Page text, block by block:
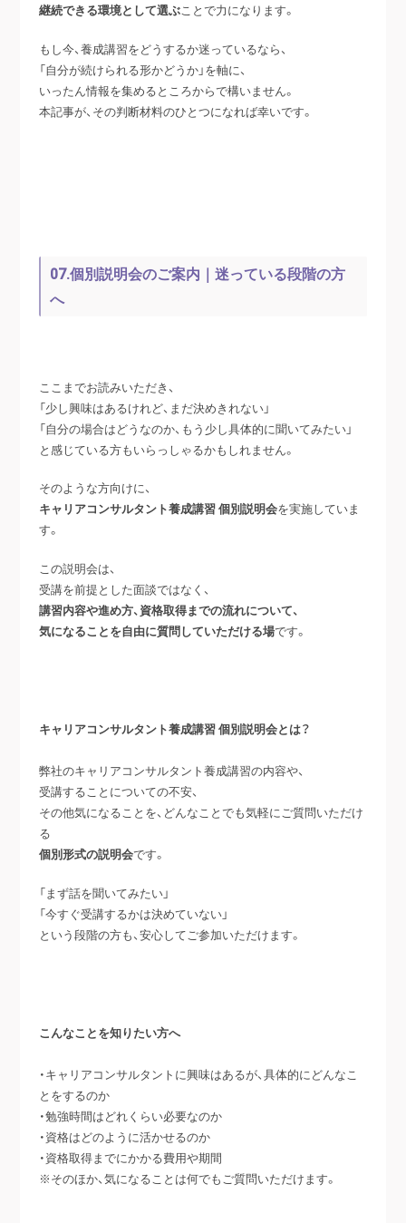
継続できる環境として選ぶことで力になります。
もし今、養成講習をどうするか迷っているなら、
「自分が続けられる形かどうか」を軸に、
いったん情報を集めるところからで構いません。
本記事が、その判断材料のひとつになれば幸いです。
07.個別説明会のご案内｜迷っている段階の方
へ
ここまでお読みいただき、
「少し興味はあるけれど、まだ決めきれない」
「自分の場合はどうなのか、もう少し具体的に聞いてみたい」
と感じている方もいらっしゃるかもしれません。
そのような方向けに、
キャリアコンサルタント養成講習 個別説明会を実施していま
す。
この説明会は、
受講を前提とした面談ではなく、
講習内容や進め方、資格取得までの流れについて、
気になることを自由に質問していただける場です。
キャリアコンサルタント養成講習 個別説明会とは？
弊社のキャリアコンサルタント養成講習の内容や、
受講することについての不安、
その他気になることを、どんなことでも気軽にご質問いただけ
る
個別形式の説明会です。
「まず話を聞いてみたい」
「今すぐ受講するかは決めていない」
という段階の方も、安心してご参加いただけます。
こんなことを知りたい方へ
・キャリアコンサルタントに興味はあるが、具体的にどんなこ
とをするのか
・勉強時間はどれくらい必要なのか
・資格はどのように活かせるのか
・資格取得までにかかる費用や期間
※そのほか、気になることは何でもご質問いただけます。